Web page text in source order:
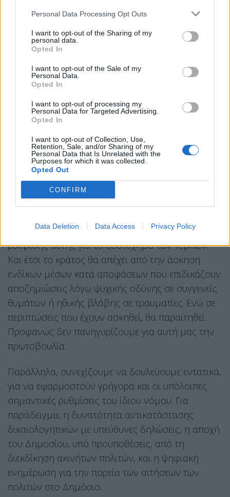
Personal Data Processing Opt Outs
I want to opt-out of the Sharing of my
personal data.
Opted In
I want to opt-out of the Sale of my
Personal Data.
Opted In
I want to opt-out of processing my
Personal Data for Targeted Advertising.
Opted In
I want to opt-out of Collection, Use,
Retention, Sale, and/or Sharing of my
Personal Data that Is Unrelated with the
Purposes for which it was collected.
Opted Out
CONFIRM
Data Deletion Data Access Privacy Policy
βιώνουν το πένθος ή οι ίδιοι είχαν τραυματιστεί
Με τον νόμο για ένα κράτος πιο φιλικό στον
πολίτη, που με πρωτοβουλία μου ψηφίστηκε στη
Βουλή, είχαμε προβλέψει ότι σε υποθέσεις
του Υπουργικού Συμβουλίου, το Δημόσιο δεν θα
ασκεί ένδικα μέσα. Τη συγκεκριμένη πρωτοβουλία
υπερψήφισαν στη Βουλή όλα ανεξαιρέτως τα
κόμματα. Παλαιότερα, είχαν προηγηθεί
διαφορετικές νομοθετικές ρυθμίσεις για τη
Μάνδρα και το Μάτι.
Χθες, στο Υπουργικό Συμβούλιο, οι κατά νόμο
Κυρανάκης εισηγήθηκαν την εφαρμογή της
ρύθμισης αυτής για το δυστύχημα των Τεμπών.
Και έτσι το κράτος θα απέχει από την άσκηση
ενδίκων μέσων κατά αποφάσεων που επιδικάζουν
αποζημιώσεις λόγω ψυχικής οδύνης σε συγγενείς
θυμάτων ή ηθικής βλάβης σε τραυματίες. Ενώ σε
περιπτώσεις που έχουν ασκηθεί, θα παραιτηθεί.
Προφανώς δεν πανηγυρίζουμε για αυτή μας την
πρωτοβουλία.
Παράλληλα, συνεχίζουμε να δουλεύουμε εντατικά,
για να εφαρμοστούν γρήγορα και οι υπόλοιπες
σημαντικές ρυθμίσεις του ίδιου νόμου. Για
παράδειγμα, η δυνατότητα αντικατάστασης
δικαιολογητικών με υπεύθυνες δηλώσεις, η αποχή
του Δημοσίου, υπό προϋποθέσεις, από τη
διεκδίκηση ακινήτων πολιτών, και η ψηφιακή
ενημέρωση για την πορεία των αιτήσεων των
πολιτών στο Δημόσιο.